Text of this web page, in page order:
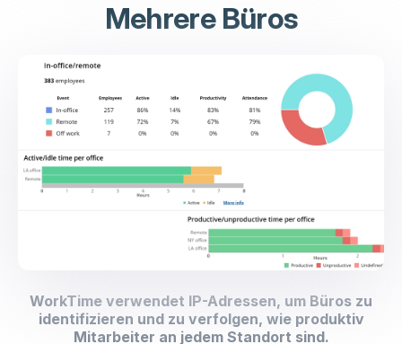
Mehrere Büros
WorkTime verwendet IP-Adressen, um Büros zu
identifizieren und zu verfolgen, wie produktiv
Mitarbeiter an jedem Standort sind.